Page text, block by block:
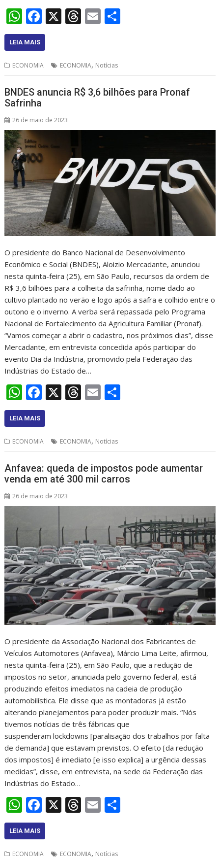
W
h
at
s
A
p
p
F
ac
e
b
o
o
X T
a
d
s
E
l
LEIA MAIS
ECONOMIA ECONOMIA, Notícias
BNDES anuncia R$ 3,6 bilhões para Pronaf
Safrinha
26 de maio de 2023
O presidente do Banco Nacional de Desenvolvimento
Econômico e Social (BNDES), Aloizio Mercadante, anunciou
nesta quinta-feira (25), em São Paulo, recursos da ordem de
R$ 3,6 bilhões para a colheita da safrinha, nome dado ao
cultivo plantado no verão e logo após a safra e colhido entre o
outono e o inverno. A verba será repassada pelo Programa
Nacional de Fortalecimento da Agricultura Familiar (Pronaf).
“Vamos começar a abrir o cadastro, nos próximos dias”, disse
Mercadante, em entrevista concedida após participar do
evento Dia da Indústria, promovido pela Federação das
Indústrias do Estado de…
W
h
at
s
A
p
p
F
ac
e
b
o
o
k
X T
a
d
s
E
l
LEIA MAIS
ECONOMIA ECONOMIA, Notícias
Anfavea: queda de impostos pode aumentar
venda em até 300 mil carros
26 de maio de 2023
O presidente da Associação Nacional dos Fabricantes de
Veículos Automotores (Anfavea), Márcio Lima Leite, afirmou,
nesta quinta-feira (25), em São Paulo, que a redução de
impostos no setor, anunciada pelo governo federal, está
produzindo efeitos imediatos na cadeia de produção
automobilística. Ele disse que as montadoras já estão
alterando planejamentos para poder produzir mais. “Nós
tivemos notícias de três fábricas que
suspenderam lockdowns [paralisação dos trabalhos por falta
de demanda] que estavam previstos. O efeito [da redução
dos impostos] é imediato [e isso explica] a urgência dessas
medidas”, disse, em entrevista, na sede da Federação das
Indústrias do Estado…
W
h
at
s
F
ac
e
b
X T
a
E
l
LEIA MAIS
ECONOMIA ECONOMIA, Notícias